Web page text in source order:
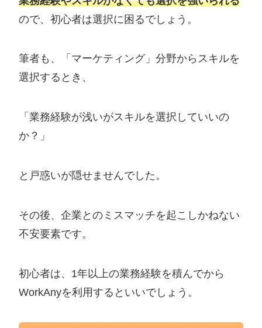
ので、初心者は選択に困るでしょう。
筆者も、「マーケティング」分野からスキルを
選択するとき、
「業務経験が浅いがスキルを選択していいの
か？」
と戸惑いが隠せませんでした。
その後、企業とのミスマッチを起こしかねない
不安要素です。
初心者は、1年以上の業務経験を積んでから
WorkAnyを利用するといいでしょう。